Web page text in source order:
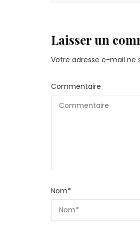
Laisser un
Votre adresse e-mail ne
Commentaire
Nom*